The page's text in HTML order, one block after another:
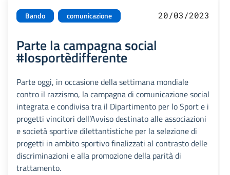
Bando comunicazione 20/03/2023
Parte la campagna social
#losportèdifferente
Parte oggi, in occasione della settimana mondiale
contro il razzismo, la campagna di comunicazione social
integrata e condivisa tra il Dipartimento per lo Sport e i
progetti vincitori dell’Avviso destinato alle associazioni
e società sportive dilettantistiche per la selezione di
progetti in ambito sportivo finalizzati al contrasto delle
discriminazioni e alla promozione della parità di
trattamento.